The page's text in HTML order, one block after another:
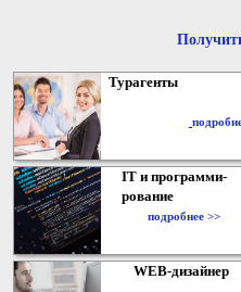
Турагенты
IT и программи-
рование
подробнее >>
WEB-дизайнер